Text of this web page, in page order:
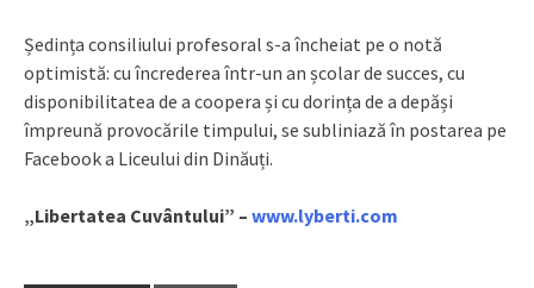
Ședința consiliului profesoral s-a încheiat pe o notă
optimistă: cu încrederea într-un an școlar de succes, cu
disponibilitatea de a coopera și cu dorința de a depăși
împreună provocările timpului, se subliniază în postarea pe
Facebook a Liceului din Dinăuți.
„Libertatea Cuvântului” – www.lyberti.com